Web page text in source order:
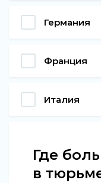
Германия
Франция
Италия
Где
в